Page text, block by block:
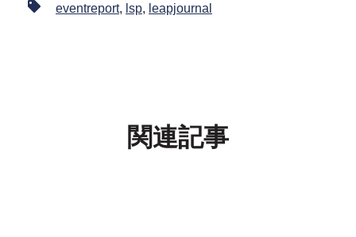
eventreport, lsp, leapjournal
関連記事